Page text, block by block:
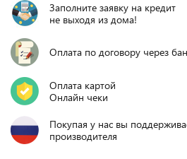
Заполните заявку на кредит
не выходя из дома!
Оплата по договору через
Оплата картой
Онлайн чеки
Покупая у нас вы
производителя